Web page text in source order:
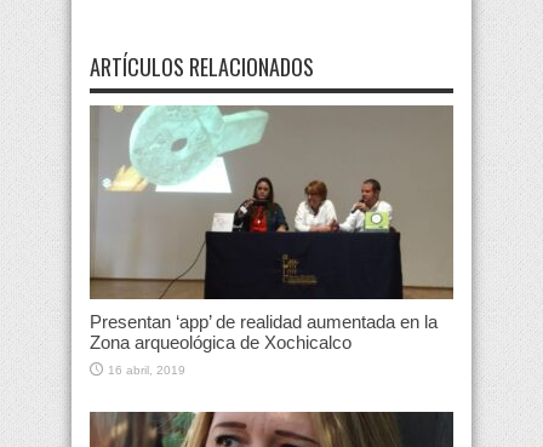
ARTÍCULOS RELACIONADOS
Presentan ‘app’ de realidad aumentada en la
Zona arqueológica de Xochicalco
16 abril, 2019